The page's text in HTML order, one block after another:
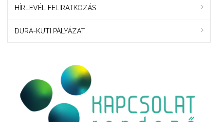
HÍRLEVÉL FELIRATKOZÁS
DURA-KUTI PÁLYÁZAT